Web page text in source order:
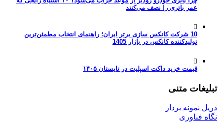
عمر باتری را نصف می‌کنند
10 شرکت کانکس سازی برتر ایران؛ راهنمای انتخاب مطمئن‌ترین
تولیدکننده کانکس در بازار 1405
قیمت خرید داکت اسپلیت در تابستان ۱۴۰۵
تبلیغات متنی
دریل نمونه بردار
نگاه فناوری